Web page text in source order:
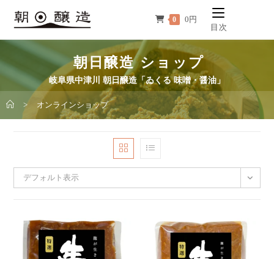
テ
0 0 円
目次
朝日醸造 ショップ
岐阜県中津川 朝日醸造「ゐくる 味噌・醤油」
> オンラインショップ
デフォルト表示